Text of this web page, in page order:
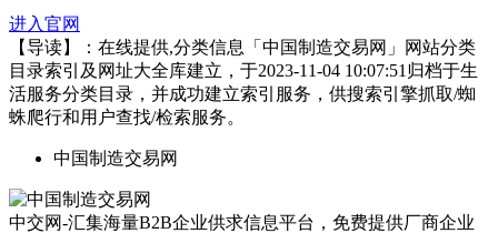
进入官网
【导读】：在线提供,分类信息「中国制造交易网」网站分类
目录索引及网址大全库建立，于2023-11-04 10:07:51归档于生
活服务分类目录，并成功建立索引服务，供搜索引擎抓取/蜘
蛛爬行和用户查找/检索服务。
中国制造交易网
中交网-汇集海量B2B企业供求信息平台，免费提供厂商企业